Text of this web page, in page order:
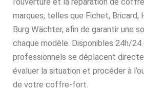
marques, telles que Fichet, Bricard,
Burg Wächter, afin de garantir une
chaque modèle. Disponibles 24h/
professionnels se déplacent
évaluer la situation et procéder à
de votre coffre-fort.